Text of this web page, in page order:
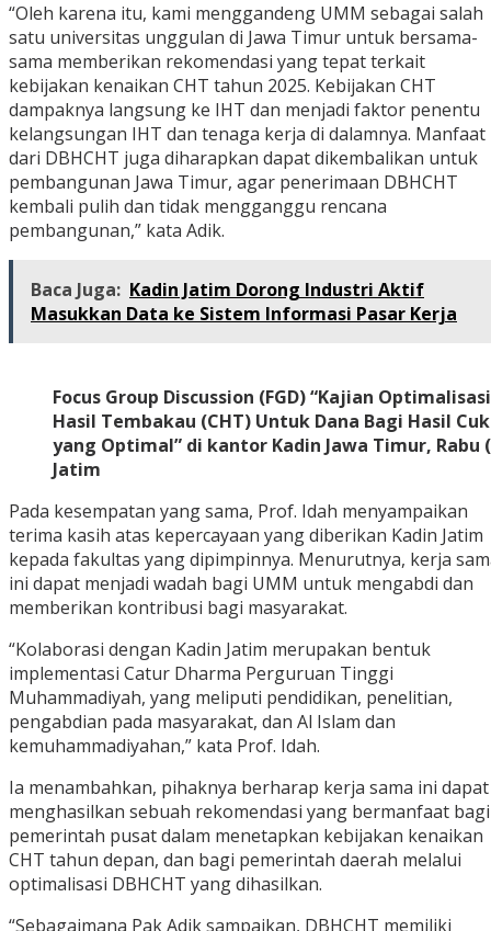
“Oleh karena itu, kami menggandeng UMM sebagai salah
satu universitas unggulan di Jawa Timur untuk bersama-
sama memberikan rekomendasi yang tepat terkait
kebijakan kenaikan CHT tahun 2025. Kebijakan CHT
dampaknya langsung ke IHT dan menjadi faktor penentu
kelangsungan IHT dan tenaga kerja di dalamnya. Manfaat
dari DBHCHT juga diharapkan dapat dikembalikan untuk
pembangunan Jawa Timur, agar penerimaan DBHCHT
kembali pulih dan tidak mengganggu rencana
pembangunan,” kata Adik.
Baca Juga: Kadin Jatim Dorong Industri Aktif
Masukkan Data ke Sistem Informasi Pasar Kerja
Focus Group Discussion (FGD) “Kajian
Hasil Tembakau (CHT) Untuk Dana Bagi Hasil
yang Optimal” di kantor Kadin Jawa Timur, Rabu
Jatim
Pada kesempatan yang sama, Prof. Idah menyampaikan
terima kasih atas kepercayaan yang diberikan Kadin Jatim
kepada fakultas yang dipimpinnya. Menurutnya, kerja
ini dapat menjadi wadah bagi UMM untuk mengabdi dan
memberikan kontribusi bagi masyarakat.
“Kolaborasi dengan Kadin Jatim merupakan bentuk
implementasi Catur Dharma Perguruan Tinggi
Muhammadiyah, yang meliputi pendidikan, penelitian,
pengabdian pada masyarakat, dan Al Islam dan
kemuhammadiyahan,” kata Prof. Idah.
Ia menambahkan, pihaknya berharap kerja sama ini dapat
menghasilkan sebuah rekomendasi yang bermanfaat bagi
pemerintah pusat dalam menetapkan kebijakan kenaikan
CHT tahun depan, dan bagi pemerintah daerah melalui
optimalisasi DBHCHT yang dihasilkan.
“Sebagaimana Pak Adik sampaikan, DBHCHT memiliki